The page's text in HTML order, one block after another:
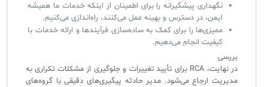
نگهداری پیشگیرانه را برای اطمینان از اینکه خدمات ما همیشه
ایمن، در دسترس و بهینه عمل می‌کنند، راه‌اندازی می‌کنیم.
ممیزی‌ها را برای کمک به ساده‌سازی فرآیندها و ارائه خدمات با
کیفیت انجام می‌دهیم.
بررسی
در نهایت، RCA برای تأیید تغییرات و جلوگیری از مشکلات تکراری به
مدیریت ارجاع می‌شود. مدیر حادثه پیگیری‌های دقیقی با گروه‌های